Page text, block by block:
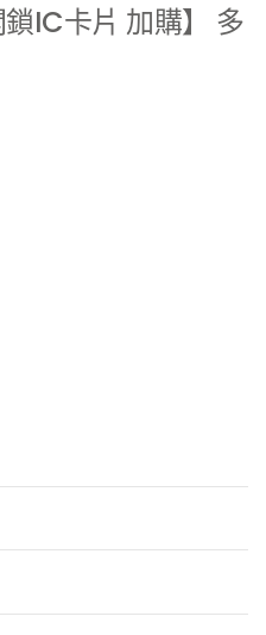
IC卡片 加購】 多